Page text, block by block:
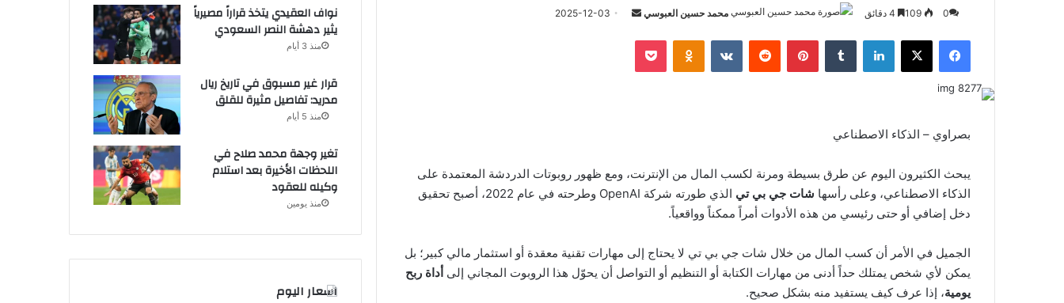
محمد حسين العبوسي
أرسل 2025-12-03 0
فيسبوك ‫X لينكدإن بينتيريست Odnoklassniki
‫Pocket
بصراوي – الذكاء الاصطناعي
يبحث الكثيرون اليوم عن طرق بسيطة ومرنة لكسب المال من الإنترنت، ومع ظهور روبوتات الدردشة المعتمدة على
الذكاء الاصطناعي، وعلى رأسها شات جي بي تي
الذي طورته شركة OpenAI وطرحته في عام 2022، أصبح تحقيق
دخل إضافي أو حتى رئيسي من هذه الأدوات أمراً ممكناً وواقعياً.
الجميل في الأمر أن كسب المال من خلال شات جي بي تي لا يحتاج إلى مهارات تقنية معقدة أو استثمار مالي كبير؛ بل
يمكن لأي شخص يمتلك حداً أدنى من مهارات الكتابة أو التنظيم أو التواصل أن يحوّل هذا الروبوت المجاني إلى أداة ربح
يومية، إذا عرف كيف يستفيد منه بشكل صحيح.
نواف العقيدي يتخذ قراراً مصيرياً
يثير دهشة النصر السعودي
منذ 3 أيام
قرار غير مسبوق في تاريخ ريال
مدريد: تفاصيل مثيرة للقلق
منذ 5 أيام
تغير وجهة محمد صلاح في
اللحظات الأخيرة بعد استلام
وكيله للعقود
منذ يومين
اسعار اليوم